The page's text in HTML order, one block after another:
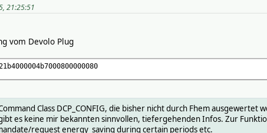
21:25:51
vom Devolo Plug
Class DCP_CONFIG, die bisher nicht durch Fhem ausgewertet
es keine mir bekannten sinnvollen, tiefergehenden Infos. Zur
request energy saving during certain periods etc.